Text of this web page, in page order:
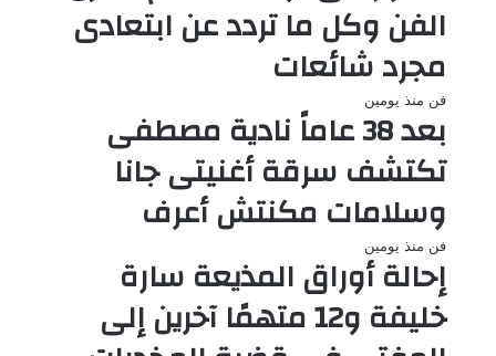
الفن وكل ما تردد عن ابتعادى
مجرد شائعات
فن منذ يومين
بعد 38 عاماً نادية مصطفى
تكتشف سرقة أغنيتى جانا
وسلامات مكنتش أعرف
فن منذ يومين
إحالة أوراق المذيعة سارة
خليفة و12 متهمًا آخرين إلى